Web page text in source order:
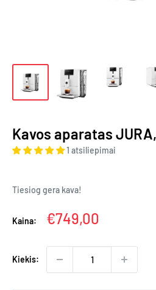
Kavos aparatas
1 atsiliepimai
Tiesiog gera kava!
Kaina: Kaina
€749,00
Kiekis: